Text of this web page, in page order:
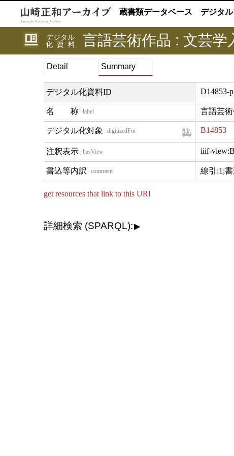
蔵書類データベース デジタ
デジタル
化資料
言語芸術作品 : 文芸
Detail Summary
デジタル化資料ID D14853-
label 言語芸
digitizedFor B14853
hasView iiif-view:
comment 線引:1;書
get resources that link to this URI
詳細検索 (SPARQL):▶